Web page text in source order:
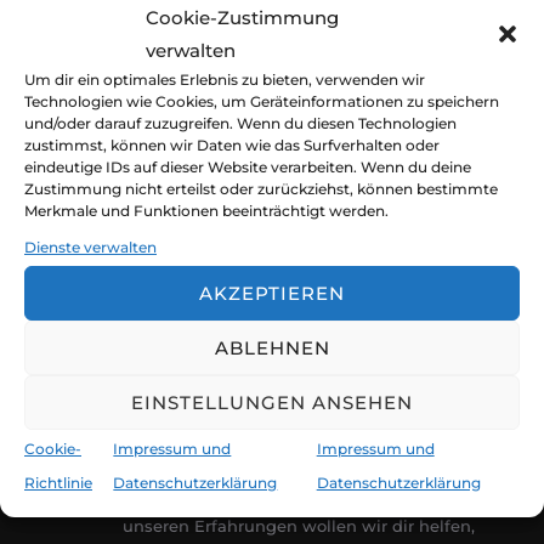
Cookie-Zustimmung
verwalten
Um dir ein optimales Erlebnis zu bieten, verwenden wir
Technologien wie Cookies, um Geräteinformationen zu speichern
und/oder darauf zuzugreifen. Wenn du diesen Technologien
zustimmst, können wir Daten wie das Surfverhalten oder
eindeutige IDs auf dieser Website verarbeiten. Wenn du deine
Zustimmung nicht erteilst oder zurückziehst, können bestimmte
Merkmale und Funktionen beeinträchtigt werden.
Dienste verwalten
AKZEPTIEREN
ABLEHNEN
EINSTELLUNGEN ANSEHEN
Cookie-
Richtlinie
Impressum und
Datenschutzerklärung
Impressum und
Datenschutzerklärung
claudia und jürgen
7, 2025
2 Kommentare
Alle Infos zum kostenlosen Online Seminar
Sturmsegeln in Zusammenarbeit mit TO und
die Seminarunterlagen zum Download!
CLAUDIA JÜRGEN
KIRCHBERGER
unseren Erfahrungen wollen wir dir helfen,